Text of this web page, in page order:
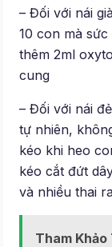
– Đối với nái
10 con mà
thêm 2ml
cung
– Đối với nái
tự nhiên,
kéo khi heo
kéo cắt đứt
và nhiều thai
Tham Khảo